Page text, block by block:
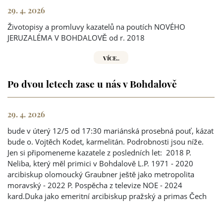
29. 4. 2026
Životopisy a promluvy kazatelů na poutích NOVÉHO
JERUZALÉMA V BOHDALOVĚ od r. 2018
VÍCE..
Po dvou letech zase u nás v Bohdalově
29. 4. 2026
bude v úterý 12/5 od 17:30 mariánská prosebná pouť, kázat
bude o. Vojtěch Kodet, karmelitán. Podrobnosti jsou níže.
Jen si připomeneme kazatele z posledních let: 2018 P.
Neliba, který měl primici v Bohdalově L.P. 1971 - 2020
arcibiskup olomoucký Graubner ještě jako metropolita
moravský - 2022 P. Pospěcha z televize NOE - 2024
kard.Duka jako emeritní arcibiskup pražský a primas Čech